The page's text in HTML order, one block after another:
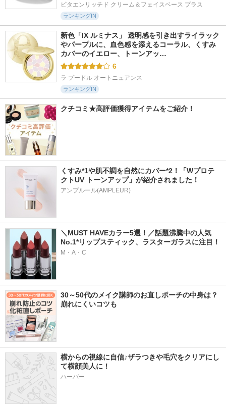
ビタエンリッチド クリーム＆フェイスベース プラス
ランキングIN
新色「IX ルミナス」 透明感を引き出すライラック
やパープルに、血色感を添えるコーラル、くすみ
カバーのイエロー、トーンアッ…
6
ラ プードル オートニュアンス
ランキングIN
クチコミ★高評価獲得アイテムをご紹介！
くすみ*1や肌不調を自然にカバー*2！「Wプロテ
クトUV トーンアップ」が紹介されました！
アンプルール(AMPLEUR)
＼MUST HAVEカラー5選！／話題沸騰中の人気
No.1*リップスティック、ラスターガラスに注目！
M・A・C
30～50代のメイク講師のお直しポーチの中身は？
崩れにくいコツも
横からの視線に自信♪ザラつきや毛穴をクリアにし
て横顔美人に！
ハーバー